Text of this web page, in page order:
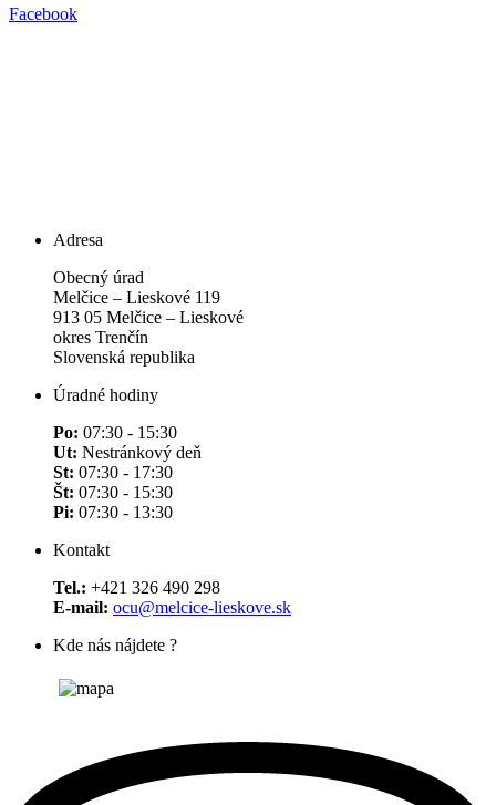
Facebook
Adresa
Obecný úrad
Melčice – Lieskové 119
913 05 Melčice – Lieskové
okres Trenčín
Slovenská republika
Úradné hodiny
Po: 07:30 - 15:30
Ut: Nestránkový deň
St: 07:30 - 17:30
Št: 07:30 - 15:30
Pi: 07:30 - 13:30
Kontakt
Tel.: +421 326 490 298
E-mail: ocu@melcice-lieskove.sk
Kde nás nájdete ?